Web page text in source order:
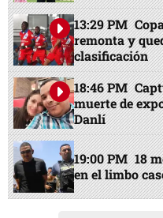
13:29 PM
remonta y
clasificación
18:46 PM
muerte de
Danlí
19:00 PM 18
en el limbo